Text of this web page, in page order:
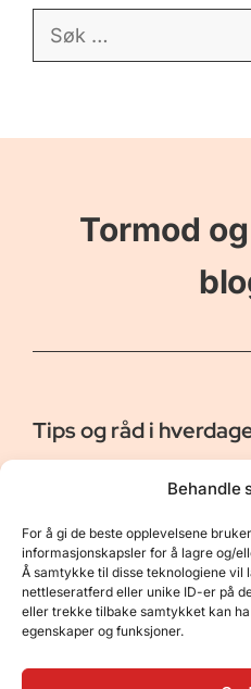
Behandle
For å gi de beste opplevelsene
informasjonskapsler for å lagre og/
Å samtykke til disse teknologiene vil
nettleseratferd eller unike ID-er på
eller trekke tilbake samtykket kan
egenskaper og funksjoner.
Søk
Tormod
Tips og råd i
Er vår bloggside hvor vi
gi deg råd og tips innen
naturopplevelser, personlig
Nyttige Linker
Om oss
Kontakt